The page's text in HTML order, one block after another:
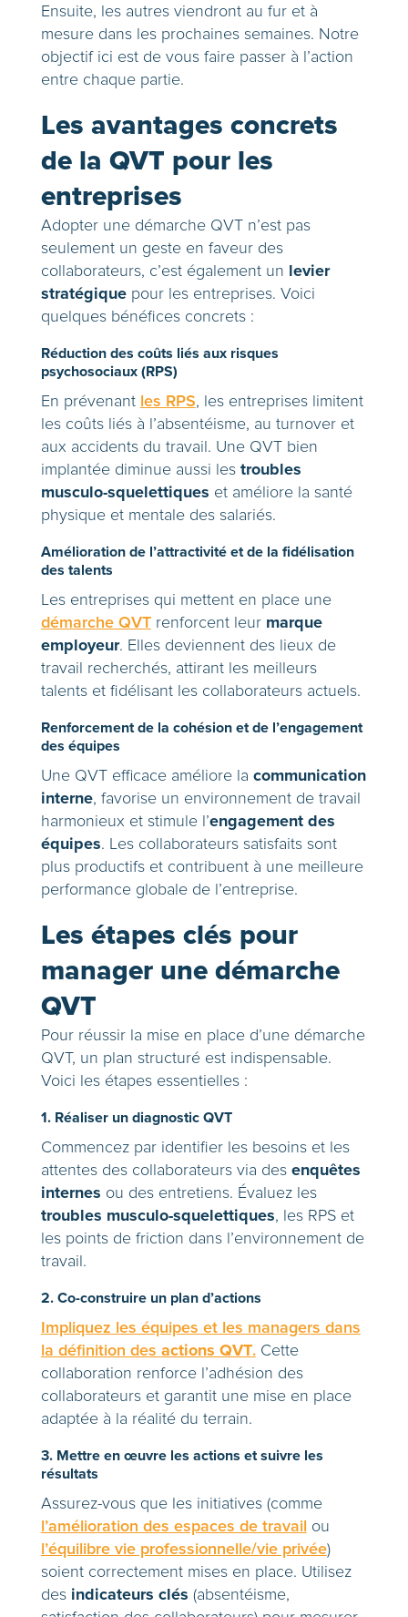
Ensuite, les autres viendront au fur et à
mesure dans les prochaines semaines. Notre
objectif ici est de vous faire passer à l’action
entre chaque partie.
Les avantages concrets
de la QVT pour les
entreprises
Adopter une démarche QVT n’est pas
seulement un geste en faveur des
collaborateurs, c’est également un levier
stratégiquepour les entreprises. Voici
quelques bénéfices concrets :
Réduction des coûts liés aux risques
psychosociaux (RPS)
En prévenant les RPS, les entreprises limitent
les coûts liés à l’absentéisme, au turnover et
aux accidents du travail. Une QVT bien
implantée diminue aussi les troubles
musculo-squelettiques et améliore la santé
physique et mentale des salariés.
Amélioration de l’attractivité et de la fidélisation
des talents
Les entreprises qui mettent en place une
démarche QVTrenforcent leur marque
employeur. Elles deviennent des lieux de
travail recherchés, attirant les meilleurs
talents et fidélisant les collaborateurs actuels.
Renforcement de la cohésion et de l’engagement
des équipes
Une QVT efficace améliore la communication
interne, favorise un environnement de travail
harmonieux et stimule l’engagement des
équipes. Les collaborateurs satisfaits sont
plus productifs et contribuent à une meilleure
performance globale de l’entreprise.
Les étapes clés pour
manager une démarche
QVT
Pour réussir la mise en place d’une démarche
QVT, un plan structuré est indispensable.
Voici les étapes essentielles :
1. Réaliser un diagnostic QVT
Commencez par identifier les besoins et les
attentes des collaborateurs via des enquêtes
internes ou des entretiens. Évaluez les
troubles musculo-squelettiques, les RPS et
les points de friction dans l’environnement de
travail.
2. Co-construire un plan d’actions
Impliquez les équipes et les managers dans
la définition des actions QVT.Cette
collaboration renforce l’adhésion des
collaborateurs et garantit une mise en place
adaptée à la réalité du terrain.
3. Mettre en œuvre les actions et suivre les
résultats
Assurez-vous que les initiatives (comme
l’amélioration des espaces de travailou
l’équilibre vie professionnelle/vie privée)
soient correctement mises en place. Utilisez
des indicateurs clés (absentéisme,